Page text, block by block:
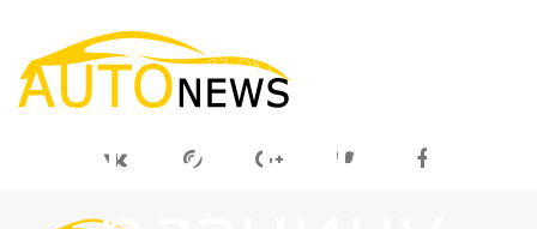
03 ОКТ 2018